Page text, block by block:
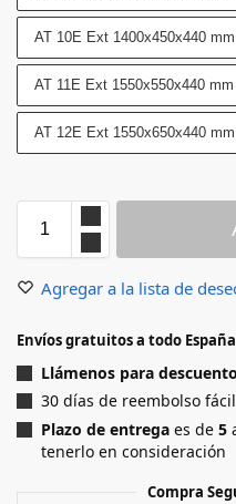
AT 10E Ext 1400x450x440
AT 11E Ext 1550x550x440
AT 12E Ext 1550x650x440
Agregar a la lista de
Envíos gratuitos a todo España
Llámenos para
30 días de reembolso fácil
Plazo de entrega es de 5
tenerlo en consideración
Compra